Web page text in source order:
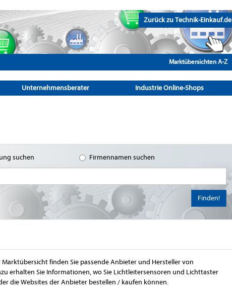
Zurück zu Technik-Einkauf.de
Marktübersichten A-Z
Unternehmensberater Industrie Online-Shops
suchen Firmennamen suchen
Finden!
finden Sie passende Anbieter und Hersteller von
erhalten Sie Informationen, wo Sie Lichtleitersensoren und Lichttaster
die Websites der Anbieter bestellen / kaufen können.